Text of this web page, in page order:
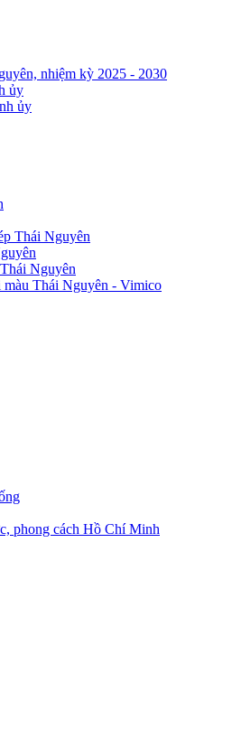
nhiệm kỳ 2025 - 2030
ủy
ủy
Thái Nguyên
Nguyên
Thái Nguyên - Vimico
phong cách Hồ Chí Minh